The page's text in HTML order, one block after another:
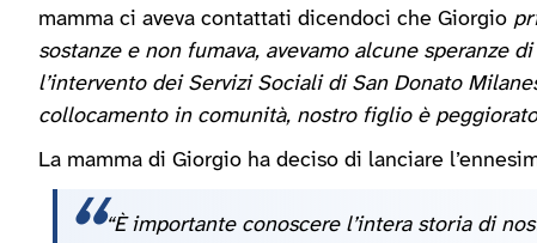
mamma ci aveva contattati dicendoci che Giorgio
sostanze e non fumava, avevamo alcune speranze
l’intervento dei Servizi Sociali di San Donato
collocamento in comunità, nostro figlio è peggiorato
La mamma di Giorgio ha deciso di lanciare
“È importante conoscere l’intera storia di